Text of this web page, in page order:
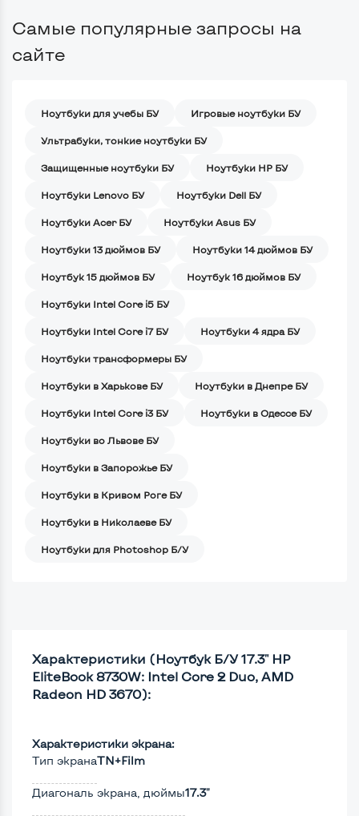
Самые популярные запросы на
сайте
Ноутбуки для учебы БУ Игровые ноутбуки БУ
Ультрабуки, тонкие ноутбуки БУ
Защищенные ноутбуки БУ Ноутбуки HP БУ
Ноутбуки Lenovo БУ Ноутбуки Dell БУ
Ноутбуки Acer БУ Ноутбуки Asus БУ
Ноутбуки 13 дюймов БУ Ноутбуки 14 дюймов БУ
Ноутбук 15 дюймов БУ Ноутбук 16 дюймов БУ
Ноутбуки Intel Core i5 БУ
Ноутбуки Intel Core i7 БУ Ноутбуки 4 ядра БУ
Ноутбуки трансформеры БУ
Ноутбуки в Харькове БУ Ноутбуки в Днепре БУ
Ноутбуки Intel Core i3 БУ Ноутбуки в Одессе БУ
Ноутбуки во Львове БУ
Ноутбуки в Запорожье БУ
Ноутбуки в Кривом Роге БУ
Ноутбуки в Николаеве БУ
Ноутбуки для Photoshop Б/У
Характеристики (Ноутбук Б/У 17.3" HP
EliteBook 8730W: Intel Core 2 Duo, AMD
Radeon HD 3670):
Характеристики экрана:
Тип экранаTN+Film
Диагональ экрана, дюймы17.3"